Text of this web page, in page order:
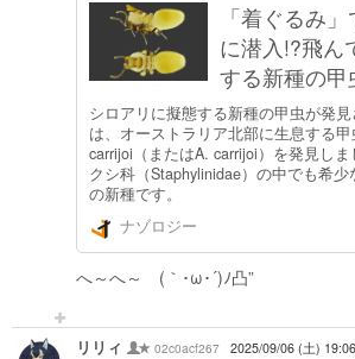
「着ぐるみ
に潜入!?飛ん
する新種の
シロアリに擬態する新種の甲虫が発
は、オーストラリア北部に生息する
carrijoi（またはA. carrijoi）を発見し
クシ科（Staphylinidae）の中でも希少
の新種です。
ナゾロジー
へ～へ～ (｀･ω･´)ﾉ凸”
リリィ 02c0acf267 2025/09/06 (土)